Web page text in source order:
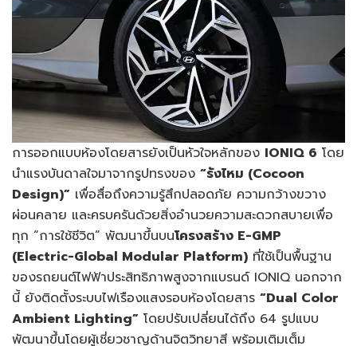
การออกแบบห้องโดยสารยังเป็นหัวใจหลักของ IONIQ 6 โดย
นำแรงบันดาลใจมาจากรูปทรงของ “รังไหม (Cocoon
Design)” เพื่อสื่อถึงความรู้สึกปลอดภัย ความกว้างขวาง
ผ่อนคลาย และครบครันด้วยสิ่งอำนวยความสะดวกสบายเพื่อ
ทุก “การใช้ชีวิต” พัฒนาขึ้นบนโครงสร้าง E-GMP
(Electric-Global Modular Platform) ที่ใช้เป็นพื้นฐาน
ของรถยนต์ไฟฟ้าประสิทธิภาพสูงจากแบรนด์ IONIQ นอกจาก
นี้ ยังติดตั้งระบบไฟเรืองแสงรอบห้องโดยสาร “Dual Color
Ambient Lighting” โดยปรับเปลี่ยนได้ถึง 64 รูปแบบ
พัฒนาขึ้นโดยผู้เชี่ยวชาญด้านจิตวิทยาสี พร้อมเติมเต็ม